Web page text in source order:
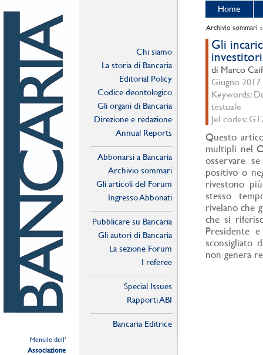
Mensile dell'
Associazione
Chi siamo
La storia di Bancaria
Editorial Policy
Codice deontologico
Gli organi di Bancaria
Direzione e redazione
Annual Reports
Abbonarsi a Bancaria
Archivio sommari
Gli articoli del Forum
Ingresso Abbonati
Pubblicare su Bancaria
Gli autori di Bancaria
La sezione Forum
I referee
Special Issues
Rapporti ABI
Bancaria Editrice
Home
Archivio sommari
Gli
investitori
di Marco
Giugno 2017
Keywords:
testuale
Jel codes:
Questo
multipli nel
osservare
positivo o
rivestono
stesso
rivelano che
che si
Presidente
sconsigliato
non genera